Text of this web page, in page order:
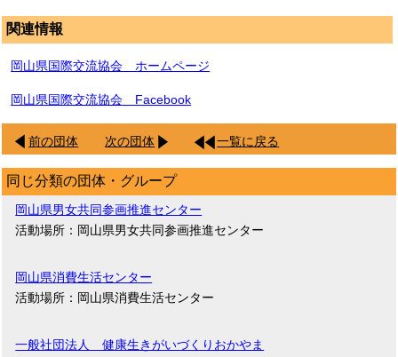
関連情報
岡山県国際交流協会 ホームページ
岡山県国際交流協会 Facebook
前の団体 次の団体 一覧に戻る
同じ分類の団体・グループ
岡山県男女共同参画推進センター
活動場所：岡山県男女共同参画推進センター
岡山県消費生活センター
活動場所：岡山県消費生活センター
一般社団法人 健康生きがいづくりおかやま